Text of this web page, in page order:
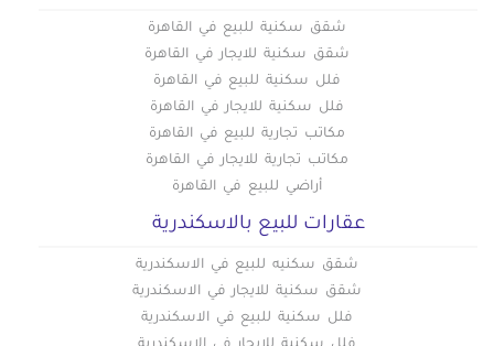
شقق سكنية للبيع في القاهرة
شقق سكنية للايجار في القاهرة
فلل سكنية للبيع في القاهرة
فلل سكنية للايجار في القاهرة
مكاتب تجارية للبيع في القاهرة
مكاتب تجارية للايجار في القاهرة
أراضي للبيع في القاهرة
عقارات للبيع بالاسكندرية
شقق سكنيه للبيع في الاسكندرية
شقق سكنية للايجار في الاسكندرية
فلل سكنية للبيع في الاسكندرية